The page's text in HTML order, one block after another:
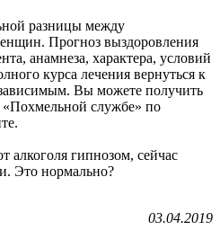
разницы между
Прогноз выздоровления
анамнеза, характера, условий
курса лечения вернуться к
Вы можете получить
службе» по
алкоголя гипнозом, сейчас
Это нормально?
03.04.2019